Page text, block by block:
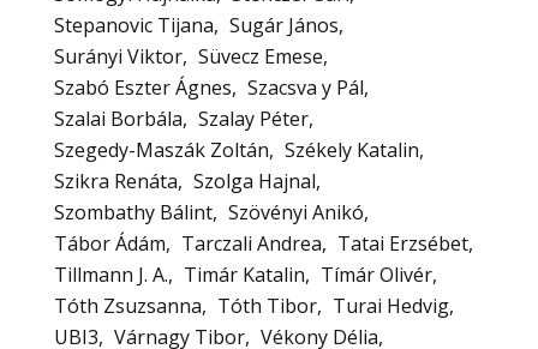
Stepanovic Tijana
Sugár János
Surányi Viktor Süvecz Emese
Szabó Eszter Ágnes
Szacsva y Pál
Szalai Borbála
Szalay Péter
Szegedy-Maszák Zoltán
Székely Katalin
Szikra Renáta
Szolga Hajnal
Szombathy Bálint Szövényi Anikó
Tábor Ádám
Tarczali Andrea
Tatai Erzsébet
Tillmann J. A.
Timár Katalin
Tímár Olivér
Tóth Zsuzsanna
Tóth Tibor
Turai Hedvig
UBI3
Várnagy Tibor Vékony Délia